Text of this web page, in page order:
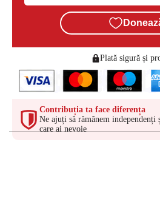
Plată sigură și
Contribuția ta face diferența
Ne ajuți să rămânem
care ai nevoie